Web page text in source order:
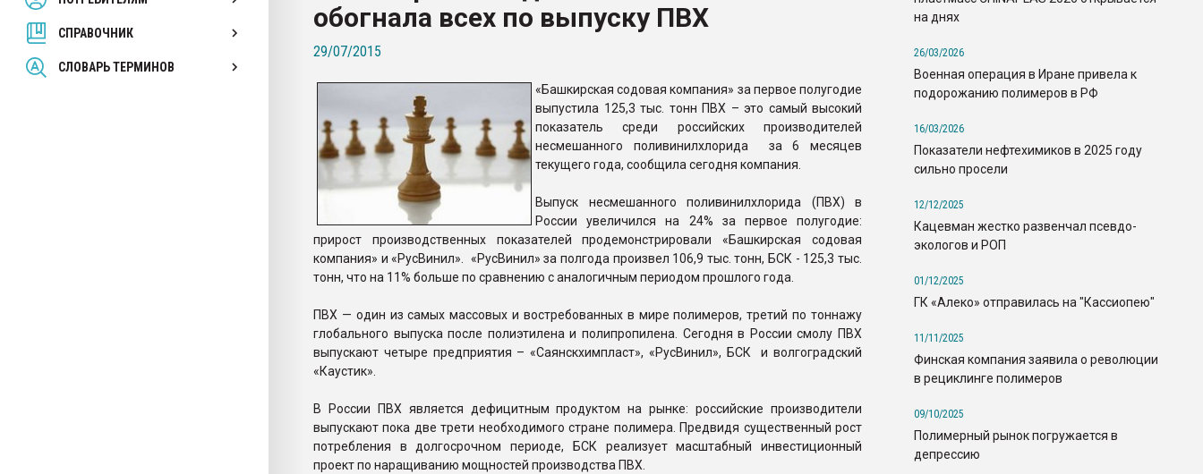
СПРАВОЧНИК
СЛОВАРЬ ТЕРМИНОВ
покупка, обмен
обогнала всех по выпуску ПВХ
29/07/2015
«Башкирская содовая компания» за первое полугодие
выпустила 125,3 тыс. тонн ПВХ – это самый высокий
показатель среди российских производителей
несмешанного поливинилхлорида за 6 месяцев
текущего года, сообщила сегодня компания.
Выпуск несмешанного поливинилхлорида (ПВХ) в
России увеличился на 24% за первое полугодие:
прирост производственных показателей продемонстрировали «Башкирская содовая
компания» и «РусВинил». «РусВинил» за полгода произвел 106,9 тыс. тонн, БСК - 125,3 тыс.
тонн, что на 11% больше по сравнению с аналогичным периодом прошлого года.
ПВХ — один из самых массовых и востребованных в мире полимеров, третий по тоннажу
глобального выпуска после полиэтилена и полипропилена. Сегодня в России смолу ПВХ
выпускают четыре предприятия – «Саянскхимпласт», «РусВинил», БСК и волгоградский
«Каустик».
В России ПВХ является дефицитным продуктом на рынке: российские производители
выпускают пока две трети необходимого стране полимера. Предвидя существенный рост
потребления в долгосрочном периоде, БСК реализует масштабный инвестиционный
проект по наращиванию мощностей производства ПВХ.
на днях
26/03/2026
Военная операция в Иране привела к
подорожанию полимеров в РФ
16/03/2026
Показатели нефтехимиков в 2025 году
сильно просели
12/12/2025
Кацевман жестко развенчал псевдо-
экологов и РОП
01/12/2025
ГК «Алеко» отправилась на "Кассиопею"
11/11/2025
Финская компания заявила о революции
в рециклинге полимеров
09/10/2025
Полимерный рынок погружается в
депрессию